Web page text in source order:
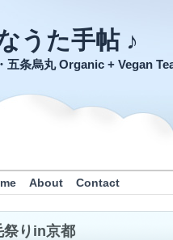
うた手帖 ♪
五条烏丸 Organic + Vegan
About Contact
祭りin京都